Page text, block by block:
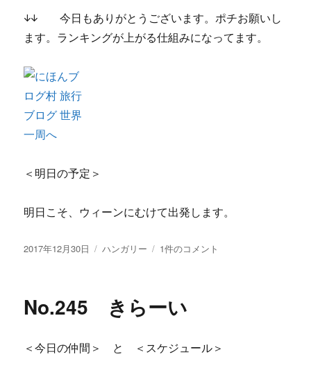
↓↓ 今日もありがとうございます。ポチお願いし
ます。ランキングが上がる仕組みになってます。
＜明日の予定＞
明日こそ、ウィーンにむけて出発します。
投
2017年12月30日
カ
ー
ハンガリー
No.246
良
へ
1件のコメント
No.245 きらーい
＜今日の仲間＞ と ＜スケジュール＞